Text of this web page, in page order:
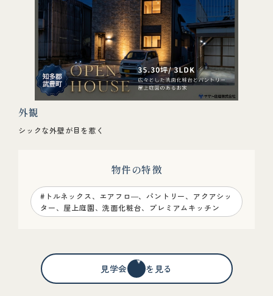
外観
シックな外壁が目を惹く
物件の特徴
#トルネックス、エアフロ―、パントリー、アクアシッ
ター、屋上庭園、洗面化粧台、プレミアムキッチン
見学会情報を見る